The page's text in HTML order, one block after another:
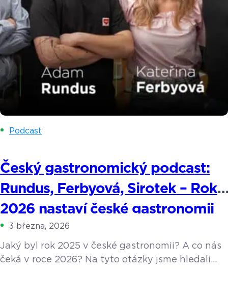
Podcast
Český gastronomický podcast:
Rundus, Ferbyová, Sirotek – Rok
2026 nastaví české gastronomii
zrcadlo
3 března, 2026
Jaký byl rok 2025 v české gastronomii? A co nás
čeká v roce 2026? Na tyto otázky jsme hledali